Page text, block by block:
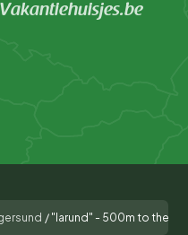
/ "Iarund" - 500m to the